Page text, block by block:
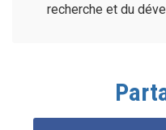
recherche et du